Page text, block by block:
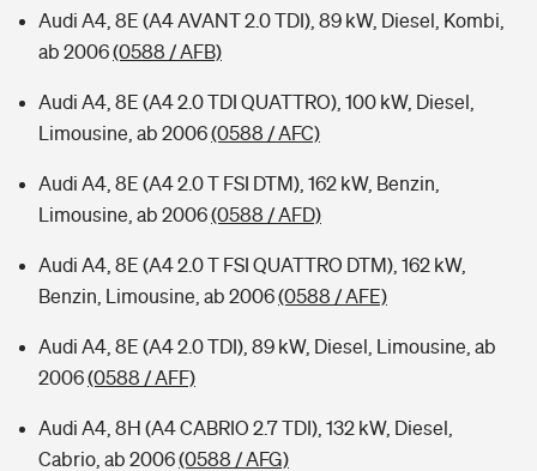
Audi A4, 8E (A4 AVANT 2.0 TDI), 89 kW, Diesel, Kombi,
ab 2006(0588 / AFB)
Audi A4, 8E (A4 2.0 TDI QUATTRO), 100 kW, Diesel,
Limousine, ab 2006(0588 / AFC)
Audi A4, 8E (A4 2.0 T FSI DTM), 162 kW, Benzin,
Limousine, ab 2006(0588 / AFD)
Audi A4, 8E (A4 2.0 T FSI QUATTRO DTM), 162 kW,
Benzin, Limousine, ab 2006(0588 / AFE)
Audi A4, 8E (A4 2.0 TDI), 89 kW, Diesel, Limousine, ab
2006(0588 / AFF)
Audi A4, 8H (A4 CABRIO 2.7 TDI), 132 kW, Diesel,
Cabrio, ab 2006(0588 / AFG)